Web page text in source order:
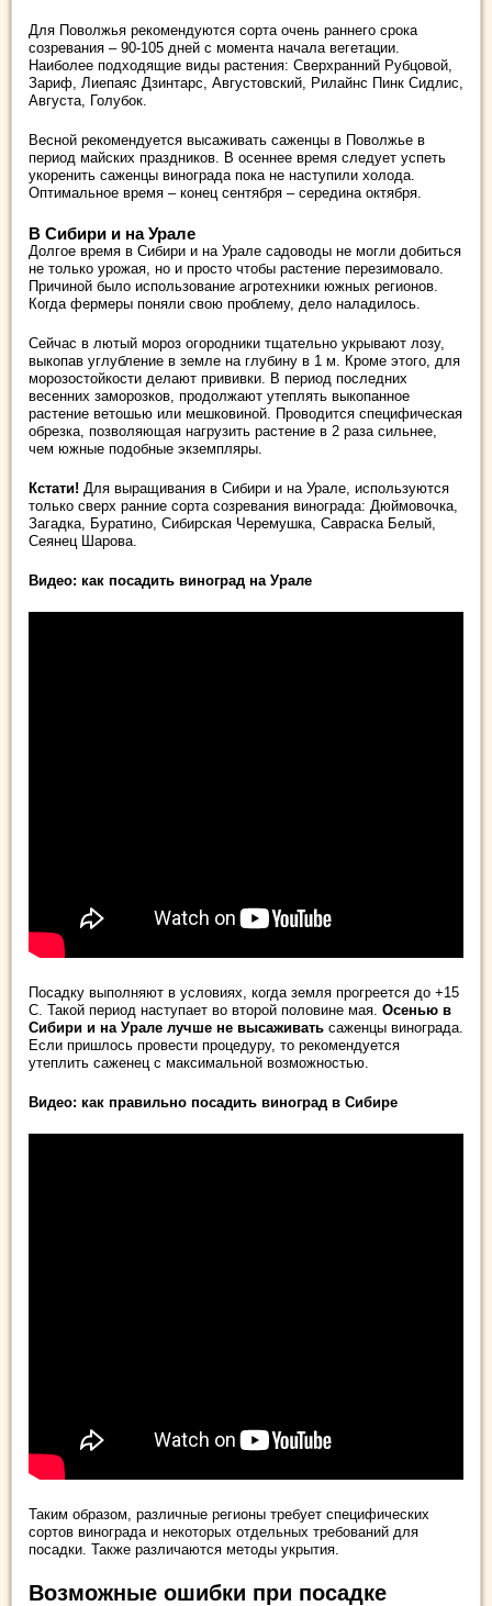
Для Поволжья рекомендуются сорта очень раннего срока
созревания – 90-105 дней с момента начала вегетации.
Наиболее подходящие виды растения: Сверхранний Рубцовой,
Зариф, Лиепаяс Дзинтарс, Августовский, Рилайнс Пинк Сидлис,
Августа, Голубок.
Весной рекомендуется высаживать саженцы в Поволжье в
период майских праздников. В осеннее время следует успеть
укоренить саженцы винограда пока не наступили холода.
Оптимальное время – конец сентября – середина октября.
В Сибири и на Урале
Долгое время в Сибири и на Урале садоводы не могли добиться
не только урожая, но и просто чтобы растение перезимовало.
Причиной было использование агротехники южных регионов.
Когда фермеры поняли свою проблему, дело наладилось.
Сейчас в лютый мороз огородники тщательно укрывают лозу,
выкопав углубление в земле на глубину в 1 м. Кроме этого, для
морозостойкости делают прививки. В период последних
весенних заморозков, продолжают утеплять выкопанное
растение ветошью или мешковиной. Проводится специфическая
обрезка, позволяющая нагрузить растение в 2 раза сильнее,
чем южные подобные экземпляры.
Кстати! Для выращивания в Сибири и на Урале, используются
только сверх ранние сорта созревания винограда: Дюймовочка,
Загадка, Буратино, Сибирская Черемушка, Савраска Белый,
Сеянец Шарова.
Видео: как посадить виноград на Урале
Посадку выполняют в условиях, когда земля прогреется до +15
С. Такой период наступает во второй половине мая. Осенью в
Сибири и на Урале лучше не высаживать саженцы винограда.
Если пришлось провести процедуру, то рекомендуется
утеплить саженец с максимальной возможностью.
Видео: как правильно посадить виноград в Сибире
Таким образом, различные регионы требует специфических
сортов винограда и некоторых отдельных требований для
посадки. Также различаются методы укрытия.
Возможные ошибки при посадке